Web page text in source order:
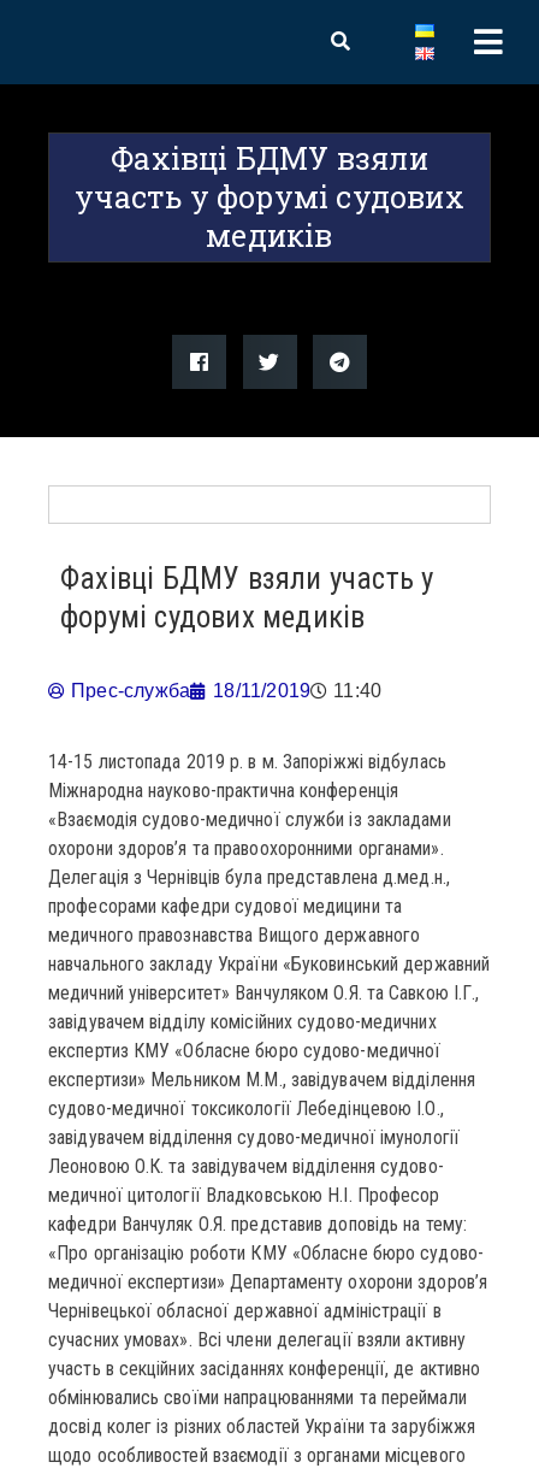
Фахівці БДМУ взяли
участь у форумі судових
медиків
Фахівці БДМУ взяли участь у
форумі судових медиків
Прес-служба 18/11/2019 11:40
14-15 листопада 2019 р. в м. Запоріжжі відбулась
Міжнародна науково-практична конференція
«Взаємодія судово-медичної служби із закладами
охорони здоров’я та правоохоронними органами».
Делегація з Чернівців була представлена д.мед.н.,
професорами кафедри судової медицини та
медичного правознавства Вищого державного
навчального закладу України «Буковинський державний
медичний університет» Ванчуляком О.Я. та Савкою І.Г.,
завідувачем відділу комісійних судово-медичних
експертиз КМУ «Обласне бюро судово-медичної
експертизи» Мельником М.М., завідувачем відділення
судово-медичної токсикології Лебедінцевою І.О.,
завідувачем відділення судово-медичної імунології
Леоновою О.К. та завідувачем відділення судово-
медичної цитології Владковською Н.І. Професор
кафедри Ванчуляк О.Я. представив доповідь на тему:
«Про організацію роботи КМУ «Обласне бюро судово-
медичної експертизи» Департаменту охорони здоров’я
Чернівецької обласної державної адміністрації в
сучасних умовах». Всі члени делегації взяли активну
участь в секційних засіданнях конференції, де активно
обмінювались своїми напрацюваннями та переймали
досвід колег із різних областей України та зарубіжжя
щодо особливостей взаємодії з органами місцевого